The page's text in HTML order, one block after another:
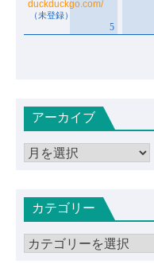
アーカイブ
ア
イカテゴリー
カ